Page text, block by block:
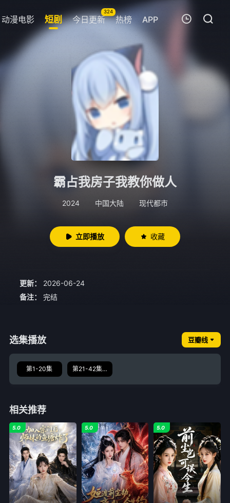
动漫电影 短剧 今日更新
324
热榜 APP
暂无观看影片的记录
霸占我房子我教你做人
2024 中国大陆 现代都市
立即播放 收藏
更新：
2026-06-24
备注：
完结
选集播放 豆瓣线
第1-20集 第21-42集完结
相关推荐
5.0 5.0 5.0